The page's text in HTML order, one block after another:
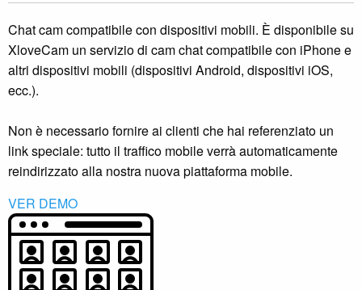
Chat cam compatibile con dispositivi mobili. È disponibile su
XloveCam un servizio di cam chat compatibile con iPhone e
altri dispositivi mobili (dispositivi Android, dispositivi iOS,
ecc.).
Non è necessario fornire ai clienti che hai referenziato un
link speciale: tutto il traffico mobile verrà automaticamente
reindirizzato alla nostra nuova piattaforma mobile.
VER DEMO